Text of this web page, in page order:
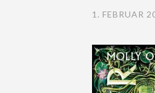
1. FEBRUAR